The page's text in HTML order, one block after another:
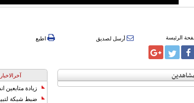
الرئيسة أرسل لصديق اطبع
آخرالاخبار
زيادة متابعين
ضبط شبكة